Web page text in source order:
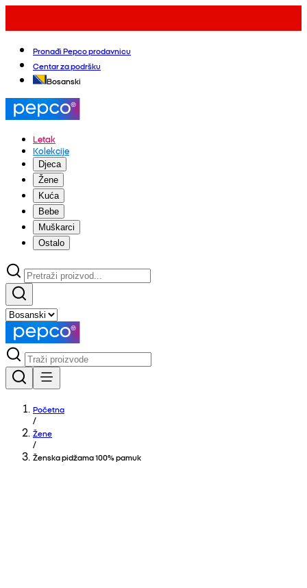
Pronađi Pepco prodavnicu
Centar za podršku
Bosanski
Letak
Kolekcije
Djeca
Žene
Kuća
Bebe
Muškarci
Ostalo
Početna
/
Žene
/
Ženska pidžama 100% pamuk